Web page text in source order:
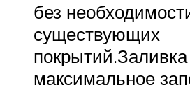
без
существующих
покрытий.Заливка
максимальное